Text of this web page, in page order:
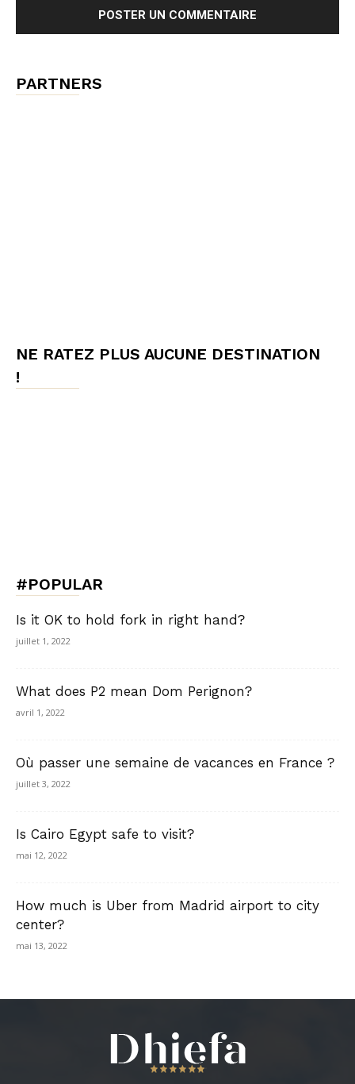
PARTNERS
NE RATEZ PLUS AUCUNE DESTINATION
!
#POPULAR
Is it OK to hold fork in right hand?
juillet 1, 2022
What does P2 mean Dom Perignon?
avril 1, 2022
Où passer une semaine de vacances en France ?
juillet 3, 2022
Is Cairo Egypt safe to visit?
mai 12, 2022
How much is Uber from Madrid airport to city
center?
mai 13, 2022